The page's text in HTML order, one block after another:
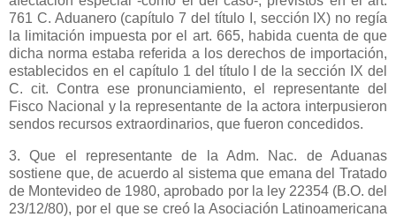
761 C. Aduanero (capítulo 7 del título I, sección IX) no regía
la limitación impuesta por el art. 665, habida cuenta de que
dicha norma estaba referida a los derechos de importación,
establecidos en el capítulo 1 del título I de la sección IX del
C. cit. Contra ese pronunciamiento, el representante del
Fisco Nacional y la representante de la actora interpusieron
sendos recursos extraordinarios, que fueron concedidos.
3. Que el representante de la Adm. Nac. de Aduanas
sostiene que, de acuerdo al sistema que emana del Tratado
de Montevideo de 1980, aprobado por la ley 22354 (B.O. del
23/12/80), por el que se creó la Asociación Latinoamericana